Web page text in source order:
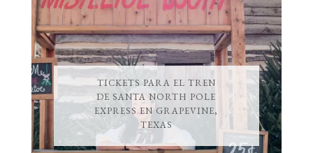
TICKETS PARA EL TREN
DE SANTA NORTH POLE
EXPRESS EN GRAPEVINE,
TEXAS